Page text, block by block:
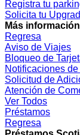
Registra tu
Solicita tu
Más información
Regresa
Aviso de Viajes
Bloqueo de
Notificaciones
Solicitud de
Atención de
Ver Todos
Préstamos
Regresa